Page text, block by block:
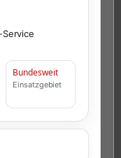
Bundesweit
Einsatzgebiet